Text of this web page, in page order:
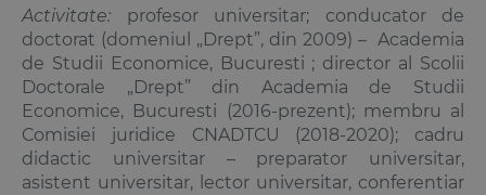
Activitate: profesor universitar; conducator de
doctorat (domeniul „Drept”, din 2009) – Academia
de Studii Economice, Bucuresti ; director al Scolii
Doctorale „Drept” din Academia de Studii
Economice, Bucuresti (2016-prezent); membru al
Comisiei juridice CNADTCU (2018-2020); cadru
didactic universitar – preparator universitar,
asistent universitar, lector universitar, conferentiar